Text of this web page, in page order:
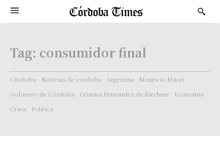
Tag: consumidor final
Córdoba Noticias de cordoba Argentina
Mauricio Macri
Gobierno de Córdoba
Cristina Fernandez de Kirchner
Economía
Crisis
Politica